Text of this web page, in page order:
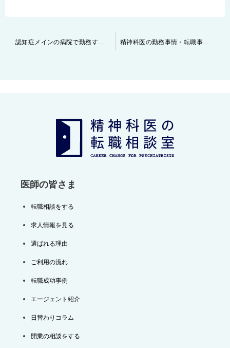
認知症メインの病院で勤務する事について 精神科医の勤務事情・転職事情 ～～慢性期へシフトする年代について～～
医師の皆さま
転職相談をする
求人情報を見る
選ばれる理由
ご利用の流れ
転職成功事例
エージェント紹介
日替わりコラム
開業の相談をする